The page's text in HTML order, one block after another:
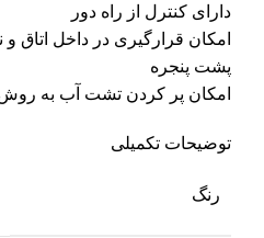
دارای کنترل از راه دور
امکان قرارگیری در داخل اتاق و
پشت پنجره
امکان پر کردن تشت آب به
توضیحات تکمیلی
رنگ